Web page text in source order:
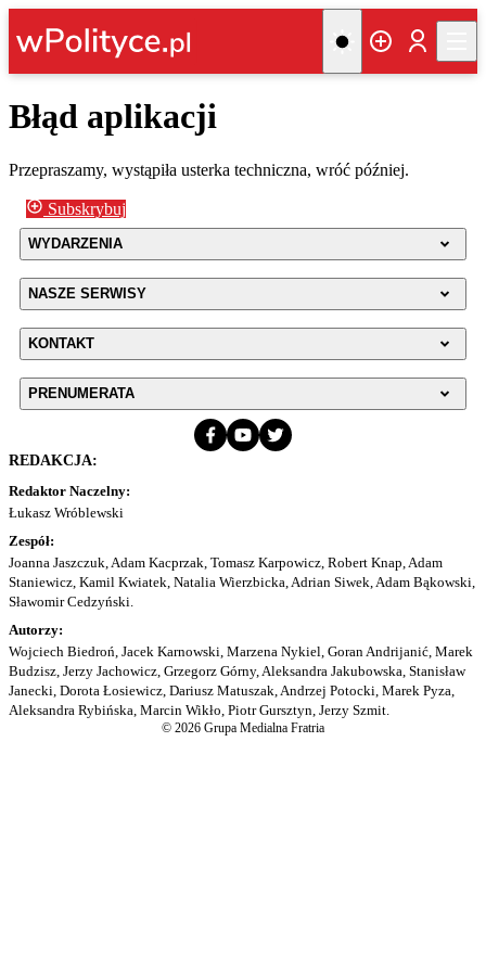
Błąd aplikacji
Przepraszamy, wystąpiła usterka techniczna, wróć później.
Subskrybuj
WYDARZENIA
NASZE SERWISY
KONTAKT
PRENUMERATA
REDAKCJA:
Redaktor Naczelny:
Łukasz Wróblewski
Zespół:
Joanna Jaszczuk, Adam Kacprzak, Tomasz Karpowicz, Robert Knap, Adam
Staniewicz, Kamil Kwiatek, Natalia Wierzbicka, Adrian Siwek, Adam Bąkowski,
Sławomir Cedzyński.
Autorzy:
Wojciech Biedroń, Jacek Karnowski, Marzena Nykiel, Goran Andrijanić, Marek
Budzisz, Jerzy Jachowicz, Grzegorz Górny, Aleksandra Jakubowska, Stanisław
Janecki, Dorota Łosiewicz, Dariusz Matuszak, Andrzej Potocki, Marek Pyza,
Aleksandra Rybińska, Marcin Wikło, Piotr Gursztyn, Jerzy Szmit.
© 2026 Grupa Medialna Fratria